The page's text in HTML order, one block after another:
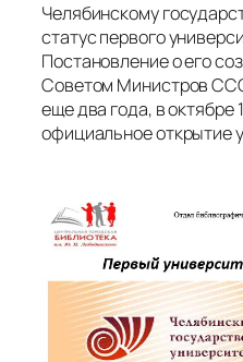
Челябинскому
статус первого
Постановление о его
Советом Министров
еще два года, в октябре
официальное открытие